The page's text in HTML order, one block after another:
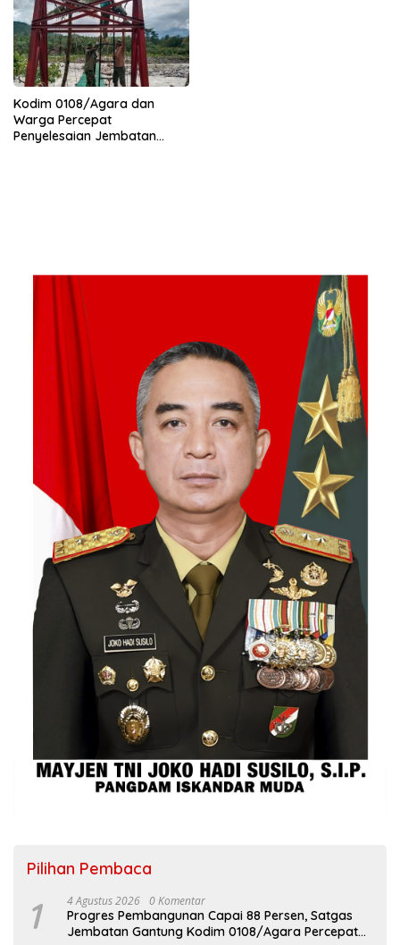
Kodim 0108/Agara dan
Warga Percepat
Penyelesaian Jembatan
Pilihan Pembaca
1 4 Agustus 2026 0 Komentar
Progres Pembangunan Capai 88 Persen, Satgas
Jembatan Gantung Kodim 0108/Agara Percepat